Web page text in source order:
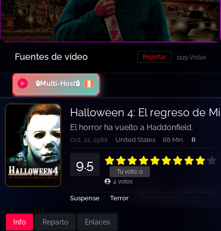
Fuentes de vídeo 1129 Vistas
Reportar
🔒Multi-Host🔒
Halloween 4: El regreso de
El horror ha vuelto a Haddonfield.
Oct. 21, 1988 United States 88 Min. R
Tu voto: 0
9.5
4 votos
Suspense Terror
Info Reparto Enlaces